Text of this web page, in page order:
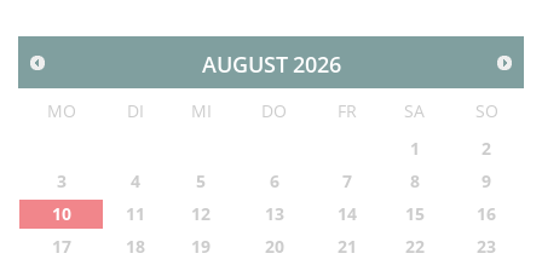
AUGUST 2026
MO DI MI DO FR SA
SO
1
2
3
4 5 6 7 8
9
10
11 12 13 14 15
16
17
18 19 20 21 22
23